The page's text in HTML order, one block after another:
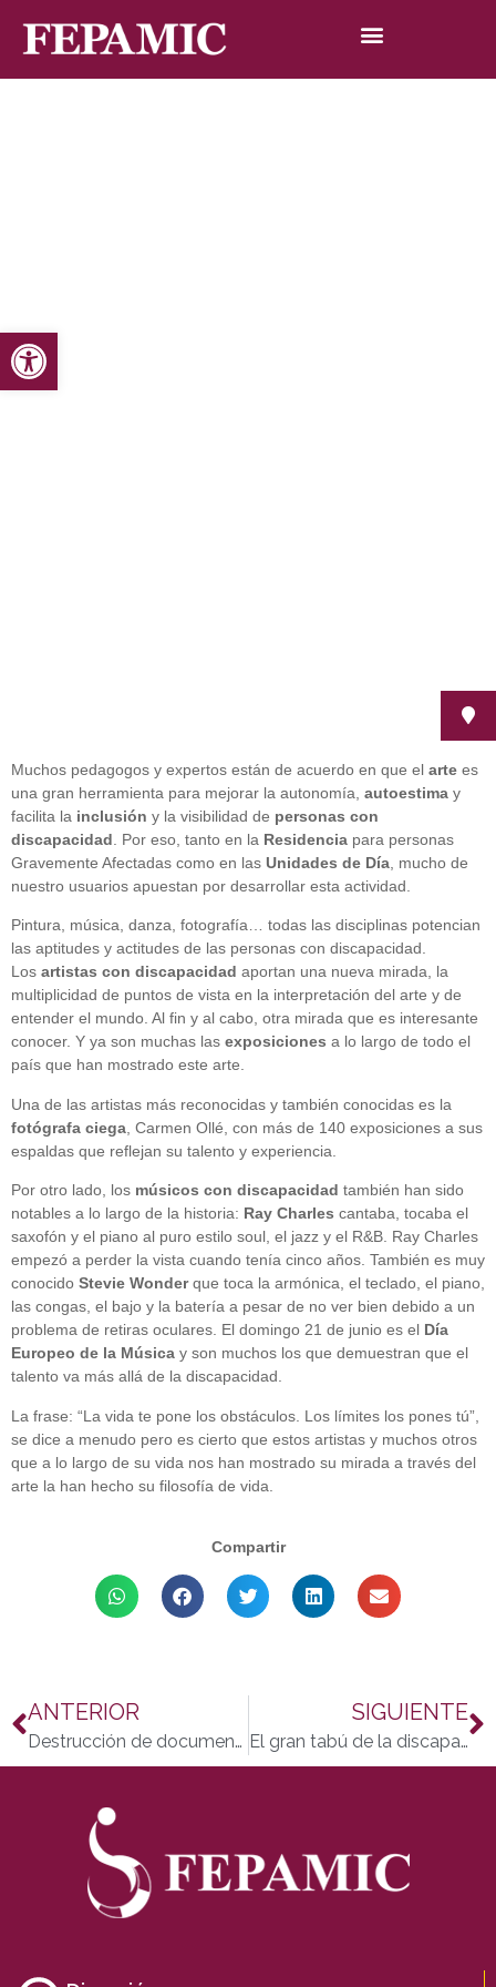
Abrir barra de herramientas
Inicio
Muchos pedagogos y expertos están de acuerdo en que el arte es
una gran herramienta para mejorar la autonomía, autoestima y
facilita la inclusión y la visibilidad de personas con
discapacidad . Por eso, tanto en la Residencia para personas
Gravemente Afectadas como en las Unidades de Día , mucho de
nuestro usuarios apuestan por desarrollar esta actividad.
Pintura, música, danza, fotografía… todas las disciplinas potencian
las aptitudes y actitudes de las personas con discapacidad.
Los artistas con discapacidad aportan una nueva mirada, la
multiplicidad de puntos de vista en la interpretación del arte y de
entender el mundo. Al fin y al cabo, otra mirada que es interesante
conocer. Y ya son muchas las exposiciones a lo largo de todo el
país que han mostrado este arte.
Una de las artistas más reconocidas y también conocidas es la
fotógrafa ciega , Carmen Ollé, con más de 140 exposiciones a sus
espaldas que reflejan su talento y experiencia.
Por otro lado, los músicos con discapacidad también han sido
notables a lo largo de la historia: Ray Charles cantaba, tocaba el
saxofón y el piano al puro estilo soul, el jazz y el R&B. Ray Charles
empezó a perder la vista cuando tenía cinco años. También es muy
conocido Stevie Wonderque toca la armónica, el teclado, el piano,
las congas, el bajo y la batería a pesar de no ver bien debido a un
problema de retiras oculares. El domingo 21 de junio es el Día
Europeo de la Música y son muchos los que demuestran que el
talento va más allá de la discapacidad.
La frase: “La vida te pone los obstáculos. Los límites los pones tú”,
se dice a menudo pero es cierto que estos artistas y muchos otros
que a lo largo de su vida nos han mostrado su mirada a través del
arte la han hecho su filosofía de vida.
Compartir
ANTERIOR
Destrucción de documentos Fepamic: «No se puede tirar a la basura ni tratar de cualquier manera una documentación con datos de terceros»
SIGUIENTE
El gran tabú de la discapacidad y la homosexualidad